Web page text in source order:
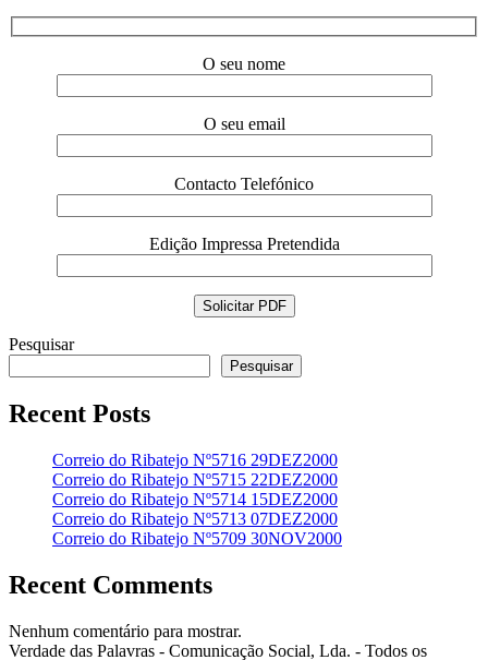
O seu nome
O seu email
Contacto Telefónico
Edição Impressa Pretendida
Pesquisar
Pesquisar
Recent Posts
Correio do Ribatejo Nº5716 29DEZ2000
Correio do Ribatejo Nº5715 22DEZ2000
Correio do Ribatejo Nº5714 15DEZ2000
Correio do Ribatejo Nº5713 07DEZ2000
Correio do Ribatejo Nº5709 30NOV2000
Recent Comments
Nenhum comentário para mostrar.
Verdade das Palavras - Comunicação Social, Lda. - Todos os